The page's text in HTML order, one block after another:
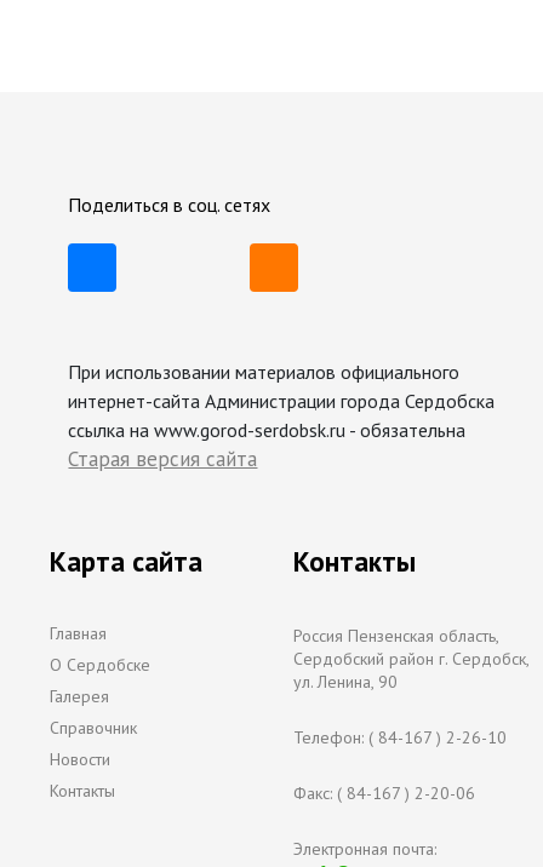
Поделиться в соц. сетях
При использовании материалов официального
интернет-сайта Администрации города Сердобска
ссылка на www.gorod-serdobsk.ru - обязательна
Старая версия сайта
Карта сайта
Главная
О Сердобске
Галерея
Справочник
Новости
Контакты
Контакты
Россия Пензенская область,
Сердобский район г. Сердобск,
ул. Ленина, 90
Телефон: ( 84-167 ) 2-26-10
Факс: ( 84-167 ) 2-20-06
Электронная почта: